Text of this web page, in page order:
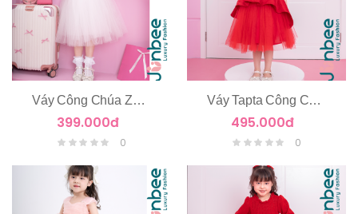
Váy Công Chúa Zen Hoa Nổi Tay Cánh Tiên
399.000đ
0
Váy Tapta Công Chúa 2 Tầng
495.000đ
0